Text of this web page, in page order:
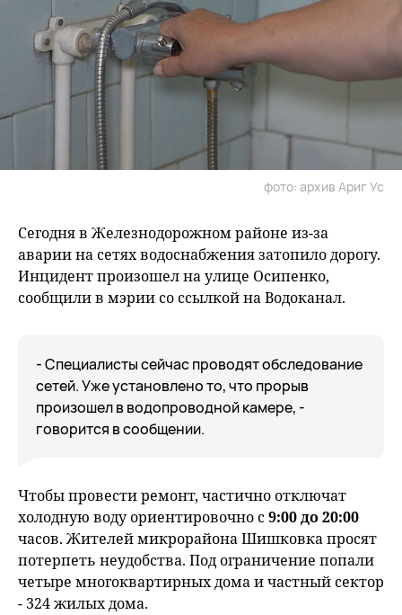
фото: архив Ариг Ус
Сегодня в Железнодорожном районе из-за
аварии на сетях водоснабжения затопило дорогу.
Инцидент произошел на улице Осипенко,
сообщили в мэрии со ссылкой на Водоканал.
- Специалисты сейчас проводят обследование
сетей. Уже установлено то, что прорыв
произошел в водопроводной камере, -
говорится в сообщении.
Чтобы провести ремонт, частично отключат
холодную воду ориентировочно с9:00 до 20:00
часов. Жителей микрорайона Шишковка просят
потерпеть неудобства. Под ограничение попали
четыре многоквартирных дома и частный сектор
- 324 жилых дома.